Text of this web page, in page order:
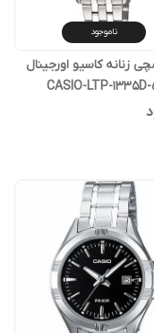
ناموجود
زنانه کاسیو اورجینال